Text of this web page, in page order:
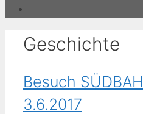
Geschichte
Besuch
3.6.2017